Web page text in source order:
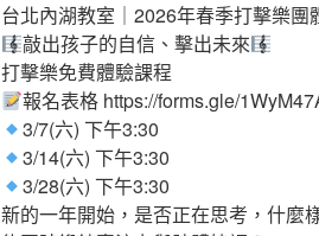
台北內湖教室｜2026年春季打擊樂團
敲出孩子的自信、擊出未來
打擊樂免費體驗課程
報名表格 https://forms.gle/
3/7(六) 下午3:30
3/14(六) 下午3:30
3/28(六) 下午3:30
新的一年開始，是否正在思考，什麼